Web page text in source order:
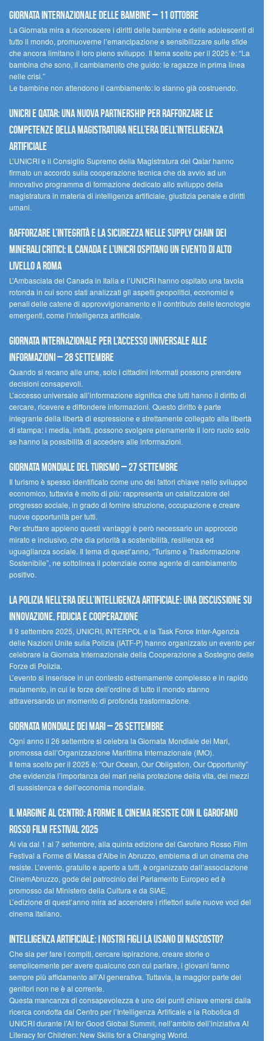
Giornata internazionale delle bambine – 11 ottobre
La Giornata mira a riconoscere i diritti delle bambine e delle adolescenti di
tutto il mondo, promuoverne l’emancipazione e sensibilizzare sulle sfide
che ancora limitano il loro pieno sviluppo. Il tema scelto per il 2025 è: “La
bambina che sono, il cambiamento che guido: le ragazze in prima linea
nelle crisi.”
Le bambine non attendono il cambiamento: lo stanno già costruendo.
UNICRI e Qatar: una nuova partnership per rafforzare le
competenze della magistratura nell’era dell’intelligenza
artificiale
L’UNICRI e il Consiglio Supremo della Magistratura del Qatar hanno
firmato un accordo sulla cooperazione tecnica che dà avvio ad un
innovativo programma di formazione dedicato allo sviluppo della
magistratura in materia di intelligenza artificiale, giustizia penale e diritti
umani.
Rafforzare l’integrità e la sicurezza nelle supply chain dei
minerali critici: il Canada e l’UNICRI ospitano un evento di alto
livello a Roma
L’Ambasciata del Canada in Italia e l’UNICRI hanno ospitato una tavola
rotonda in cui sono stati analizzati gli aspetti geopolitici, economici e
penali delle catene di approvvigionamento e il contributo delle tecnologie
emergenti, come l’intelligenza artificiale.
Giornata internazionale per l’accesso universale alle
informazioni – 28 settembre
Quando si recano alle urne, solo i cittadini informati possono prendere
decisioni consapevoli.
L’accesso universale all’informazione significa che tutti hanno il diritto di
cercare, ricevere e diffondere informazioni. Questo diritto è parte
integrante della libertà di espressione e strettamente collegato alla libertà
di stampa: i media, infatti, possono svolgere pienamente il loro ruolo solo
se hanno la possibilità di accedere alle informazioni.
Giornata mondiale del turismo – 27 settembre
Il turismo è spesso identificato come uno dei fattori chiave nello sviluppo
economico, tuttavia è molto di più: rappresenta un catalizzatore del
progresso sociale, in grado di fornire istruzione, occupazione e creare
nuove opportunità per tutti.
Per sfruttare appieno questi vantaggi è però necessario un approccio
mirato e inclusivo, che dia priorità a sostenibilità, resilienza ed
uguaglianza sociale. Il tema di quest’anno, “Turismo e Trasformazione
Sostenibile”, ne sottolinea il potenziale come agente di cambiamento
positivo.
La polizia nell’era dell’Intelligenza Artificiale: una discussione su
innovazione, fiducia e cooperazione
Il 9 settembre 2025, UNICRI, INTERPOL e la Task Force Inter-Agenzia
delle Nazioni Unite sulla Polizia (IATF-P) hanno organizzato un evento per
celebrare la Giornata Internazionale della Cooperazione a Sostegno delle
Forze di Polizia.
L’evento si inserisce in un contesto estremamente complesso e in rapido
mutamento, in cui le forze dell’ordine di tutto il mondo stanno
attraversando un momento di profonda trasformazione.
Giornata Mondiale dei Mari – 26 settembre
Ogni anno il 26 settembre si celebra la Giornata Mondiale dei Mari,
promossa dall’Organizzazione Marittima Internazionale (IMO).
Il tema scelto per il 2025 è: “Our Ocean, Our Obligation, Our Opportunity”
che evidenzia l’importanza dei mari nella protezione della vita, dei mezzi
di sussistenza e dell’economia mondiale.
Il margine al centro: a Forme il cinema resiste con il Garofano
Rosso Film Festival 2025
Al via dal 1 al 7 settembre, alla quinta edizione del Garofano Rosso Film
Festival a Forme di Massa d’Albe in Abruzzo, emblema di un cinema che
resiste. L’evento, gratuito e aperto a tutti, è organizzato dall’associazione
CinemAbruzzo, gode del patrocinio del Parlamento Europeo ed è
promosso dal Ministero della Cultura e da SIAE.
L’edizione di quest’anno mira ad accendere i riflettori sulle nuove voci del
cinema italiano.
Intelligenza artificiale: i nostri figli la usano di nascosto?
Che sia per fare i compiti, cercare ispirazione, creare storie o
semplicemente per avere qualcuno con cui parlare, i giovani fanno
sempre più affidamento all’AI generativa. Tuttavia, la maggior parte dei
genitori non ne è al corrente.
Questa mancanza di consapevolezza è uno dei punti chiave emersi dalla
ricerca condotta dal Centro per l’Intelligenza Artificale e la Robotica di
UNICRI durante l’AI for Good Global Summit, nell’ambito dell’iniziativa AI
Literacy for Children: New Skills for a Changing World.